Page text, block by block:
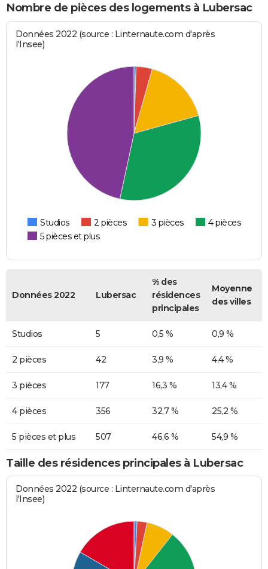
Nombre de pièces des logements à Lubersac
Données 2022 (source : Linternaute.com d'après
l'Insee)
Studios 2 pièces 3 pièces
4 pièces
5 pièces et plus
Données 2022 Lubersac
% des
résidences
principales
Moyenne
des villes
Studios 5 0,5 % 0,9 %
2 pièces 42 3,9 % 4,4 %
3 pièces 177 16,3 % 13,4 %
4 pièces 356 32,7 % 25,2 %
5 pièces et plus 507 46,6 % 54,9 %
Taille des résidences principales à Lubersac
Données 2022 (source : Linternaute.com d'après
l'Insee)